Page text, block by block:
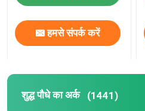
हमसे संपर्क करें
शुद्ध पौधे का अर्क (1441)